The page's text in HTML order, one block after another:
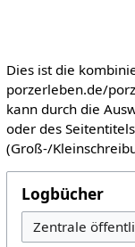
Dies ist die
porzerleben.de/
kann durch die
oder des
(Groß-/
Logbücher